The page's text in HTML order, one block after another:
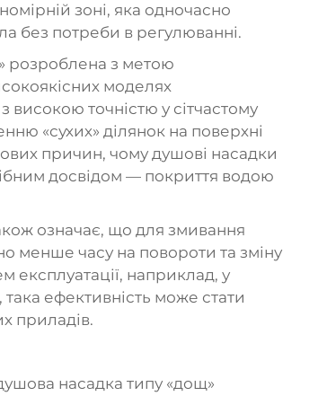
зоні, яка одночасно
без потреби в регулюванні.
розроблена з метою
моделях
точністю у сітчастому
«сухих» ділянок на поверхні
причин, чому душові насадки
досвідом — покриття водою
означає, що для змивання
менше часу на повороти та зміну
експлуатації, наприклад, у
ефективність може стати
приладів.
насадка типу «дощ»